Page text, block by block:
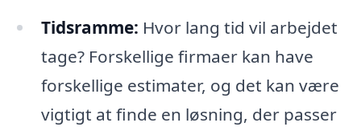
Tidsramme: Hvor lang tid vil arbejdet
tage? Forskellige firmaer kan have
forskellige estimater, og det kan være
vigtigt at finde en løsning, der passer